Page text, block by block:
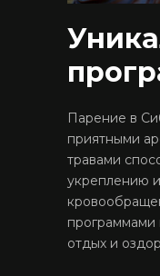
Парение в
приятными
травами
укреплению
программами
отдых и